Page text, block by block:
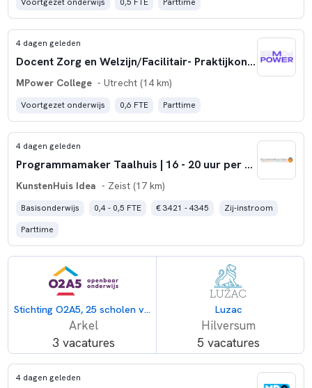
Voortgezet onderwijs 0,5 FTE Parttime
4 dagen geleden
Docent Zorg en Welzijn/Facilitair- Praktijkonderwijs
MPower College - Utrecht (14 km)
Voortgezet onderwijs 0,6 FTE Parttime
4 dagen geleden
Programmamaker Taalhuis | 16 - 20 uur per week | Bibliotheek Zeist
KunstenHuis Idea - Zeist (17 km)
Basisonderwijs 0,4 - 0,5 FTE € 3421 - 4345
Zij-instroom
Parttime
Stichting O2A5, 25 scholen voor openbaar onderwijs
Arkel
3 vacatures
Luzac
Hilversum
5 vacatures
4 dagen geleden